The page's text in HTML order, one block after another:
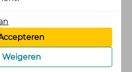
Weigeren